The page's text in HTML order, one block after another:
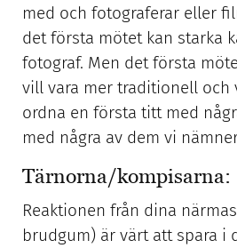
med och fotograferar eller
det första mötet kan starka
fotograf. Men det första
vill vara mer traditionell
ordna en första titt med
med några av dem vi
Tärnorna/kompisarna:
Reaktionen från dina
brudgum) är värt att spara i